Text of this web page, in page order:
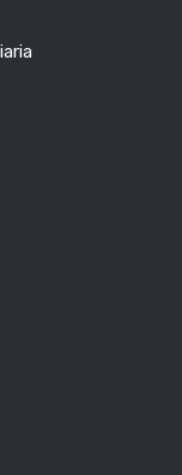
el Espacio en